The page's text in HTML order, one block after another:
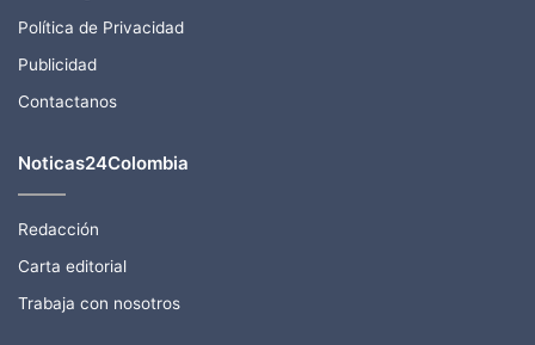
Política de Privacidad
Publicidad
Contactanos
Noticas24Colombia
Redacción
Carta editorial
Trabaja con nosotros